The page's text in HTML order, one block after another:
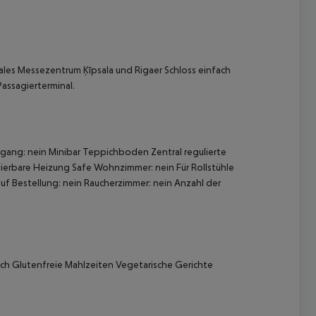
Messezentrum Ķīpsala und Rigaer Schloss einfach
nein Minibar Teppichboden Zentral regulierte
Heizung Safe Wohnzimmer: nein Für Rollstühle
nein Raucherzimmer: nein Anzahl der
Glutenfreie Mahlzeiten Vegetarische Gerichte